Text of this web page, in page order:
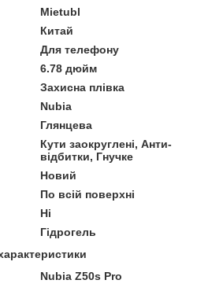
Mietubl
Китай
Для телефону
6.78 дюйм
Захисна плівка
Nubia
Глянцева
Кути заокруглені, Анти-
відбитки, Гнучке
Новий
По всій поверхні
Ні
Гідрогель
Nubia Z50s Pro